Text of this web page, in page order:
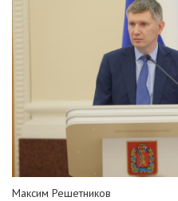
Максим Решетников